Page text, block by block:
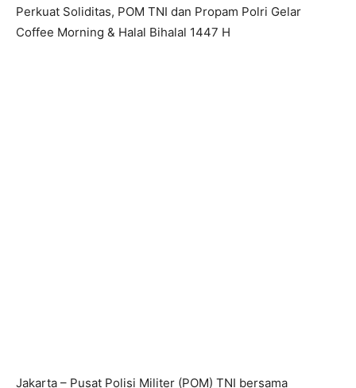
Perkuat Soliditas, POM TNI dan Propam Polri Gelar
Coffee Morning & Halal Bihalal 1447 H
Jakarta – Pusat Polisi Militer (POM) TNI bersama